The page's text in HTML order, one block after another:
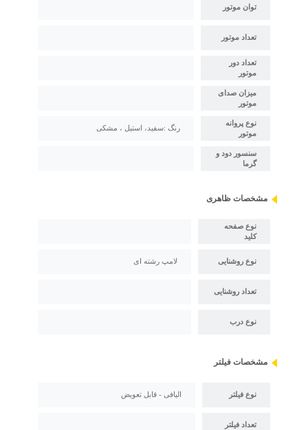
توان موتور
تعداد موتور
تعداد دور
موتور
میزان صدای
موتور
نوع پروانه
موتور
رنگ :سفید، استیل ، مشکی
سنسور دود و
گرما
مشخصات ظاهری
نوع صفحه
کلید
نوع روشنایی لامپ رشته ای
تعداد روشنایی
نوع درب
مشخصات فیلتر
نوع فیلتر الیافی - قابل تعویض
تعداد فیلتر